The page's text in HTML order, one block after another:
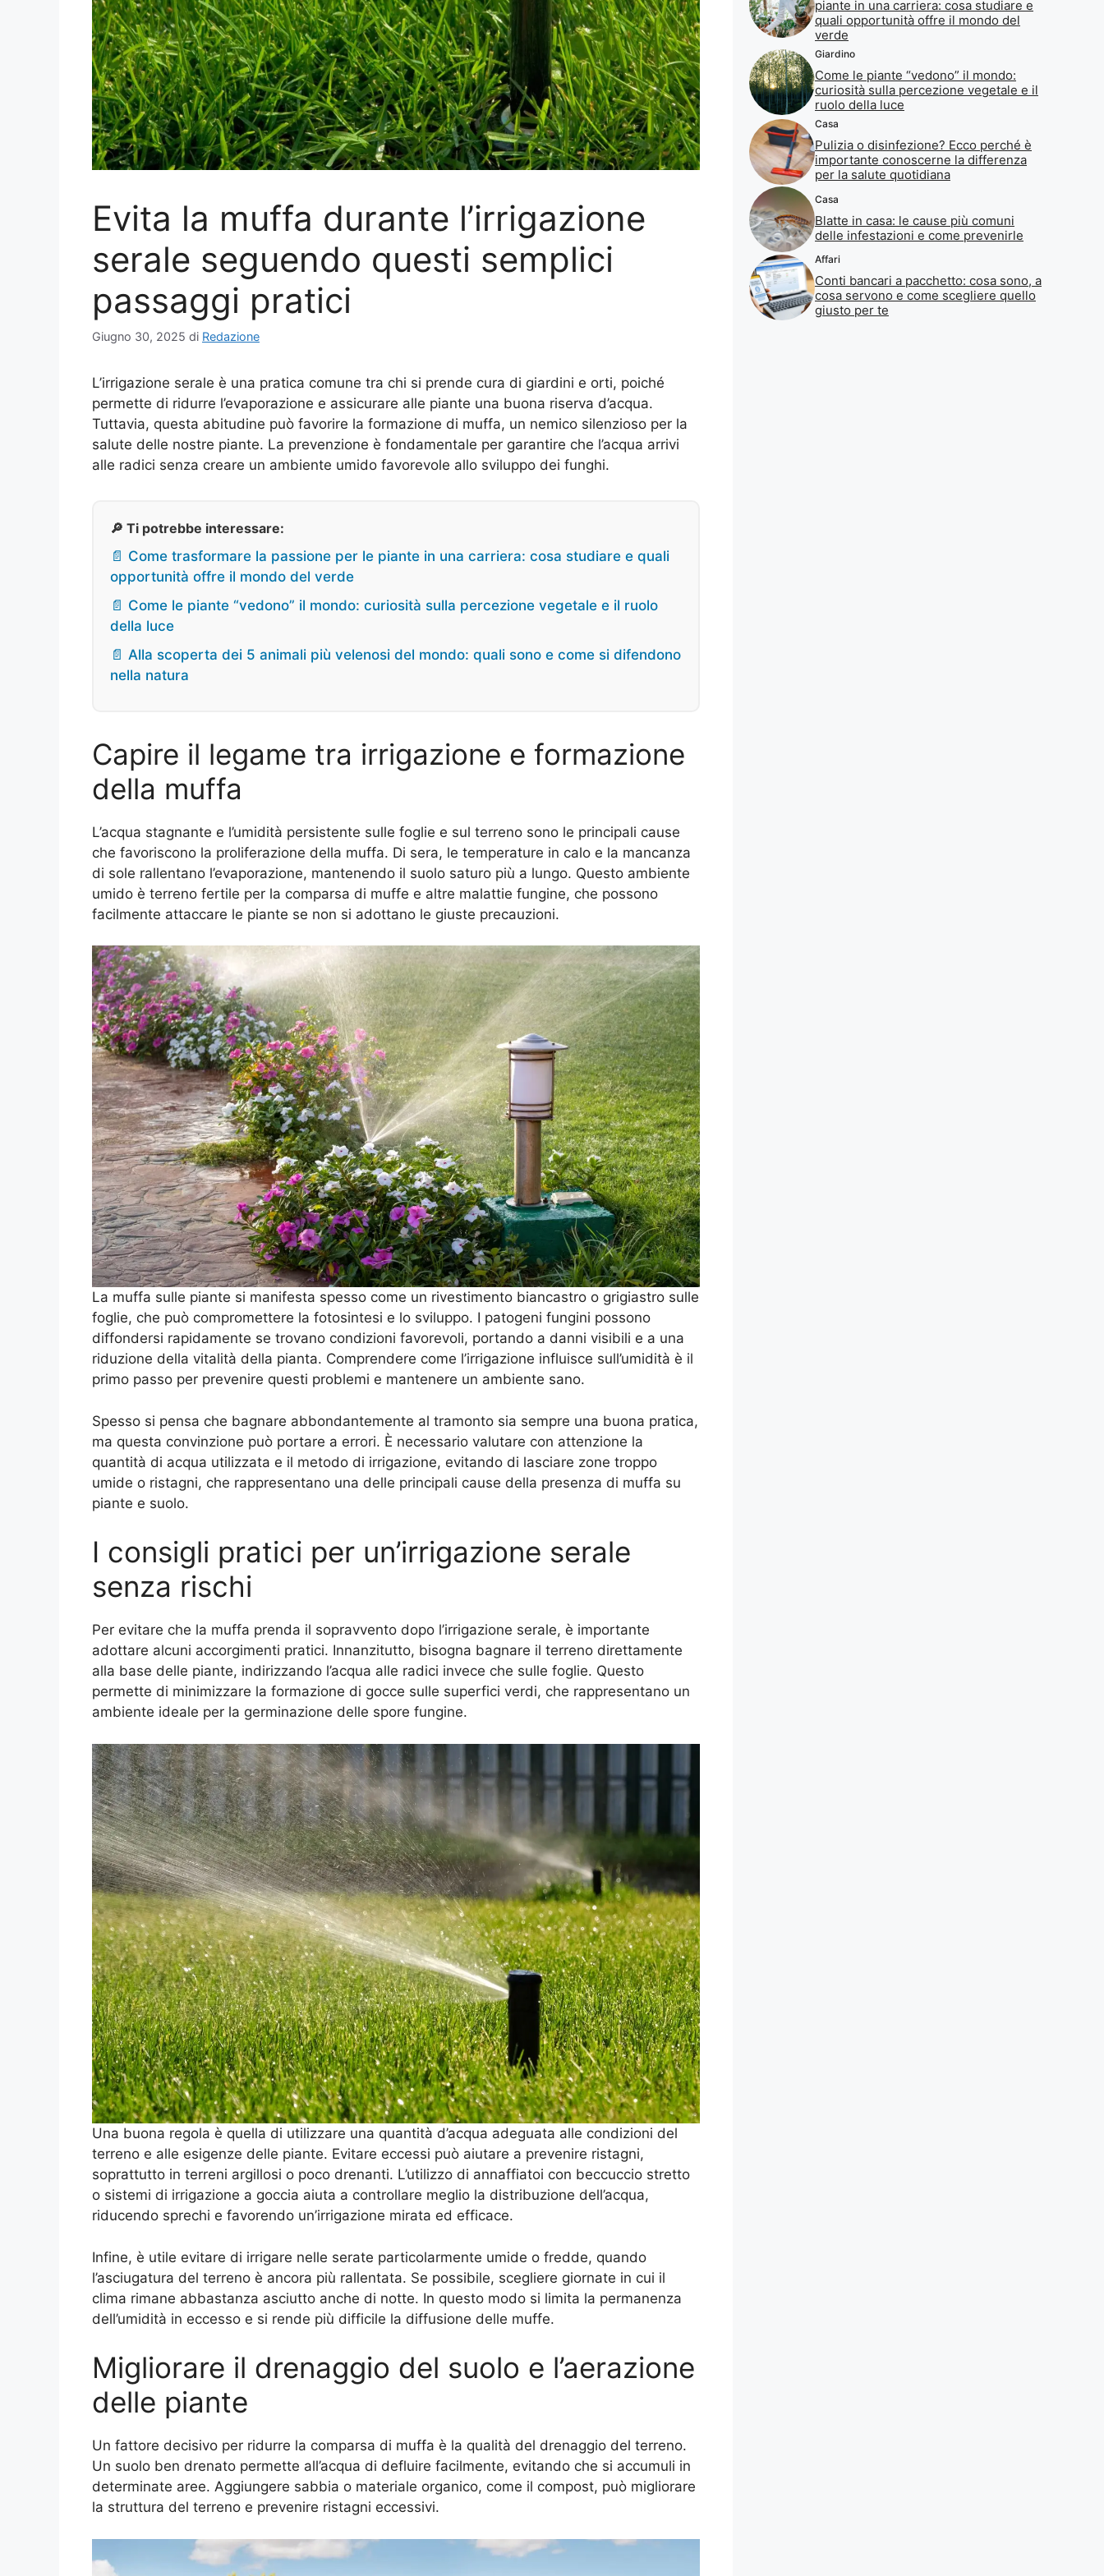
Evita la muffa durante l’irrigazione
serale seguendo questi semplici
passaggi pratici
Giugno 30, 2025 di Redazione
L’irrigazione serale è una pratica comune tra chi si prende cura di giardini e orti, poiché
permette di ridurre l’evaporazione e assicurare alle piante una buona riserva d’acqua.
Tuttavia, questa abitudine può favorire la formazione di muffa, un nemico silenzioso per la
salute delle nostre piante. La prevenzione è fondamentale per garantire che l’acqua arrivi
alle radici senza creare un ambiente umido favorevole allo sviluppo dei funghi.
🔎 Ti potrebbe interessare:
📄 Come trasformare la passione per le piante in una carriera: cosa studiare e quali
opportunità offre il mondo del verde
📄 Come le piante “vedono” il mondo: curiosità sulla percezione vegetale e il ruolo
della luce
📄 Alla scoperta dei 5 animali più velenosi del mondo: quali sono e come si difendono
nella natura
Capire il legame tra irrigazione e formazione
della muffa
L’acqua stagnante e l’umidità persistente sulle foglie e sul terreno sono le principali cause
che favoriscono la proliferazione della muffa. Di sera, le temperature in calo e la mancanza
di sole rallentano l’evaporazione, mantenendo il suolo saturo più a lungo. Questo ambiente
umido è terreno fertile per la comparsa di muffe e altre malattie fungine, che possono
facilmente attaccare le piante se non si adottano le giuste precauzioni.
La muffa sulle piante si manifesta spesso come un rivestimento biancastro o grigiastro sulle
foglie, che può compromettere la fotosintesi e lo sviluppo. I patogeni fungini possono
diffondersi rapidamente se trovano condizioni favorevoli, portando a danni visibili e a una
riduzione della vitalità della pianta. Comprendere come l’irrigazione influisce sull’umidità è il
primo passo per prevenire questi problemi e mantenere un ambiente sano.
Spesso si pensa che bagnare abbondantemente al tramonto sia sempre una buona pratica,
ma questa convinzione può portare a errori. È necessario valutare con attenzione la
quantità di acqua utilizzata e il metodo di irrigazione, evitando di lasciare zone troppo
umide o ristagni, che rappresentano una delle principali cause della presenza di muffa su
piante e suolo.
I consigli pratici per un’irrigazione serale
senza rischi
Per evitare che la muffa prenda il sopravvento dopo l’irrigazione serale, è importante
adottare alcuni accorgimenti pratici. Innanzitutto, bisogna bagnare il terreno direttamente
alla base delle piante, indirizzando l’acqua alle radici invece che sulle foglie. Questo
permette di minimizzare la formazione di gocce sulle superfici verdi, che rappresentano un
ambiente ideale per la germinazione delle spore fungine.
Una buona regola è quella di utilizzare una quantità d’acqua adeguata alle condizioni del
terreno e alle esigenze delle piante. Evitare eccessi può aiutare a prevenire ristagni,
soprattutto in terreni argillosi o poco drenanti. L’utilizzo di annaffiatoi con beccuccio stretto
o sistemi di irrigazione a goccia aiuta a controllare meglio la distribuzione dell’acqua,
riducendo sprechi e favorendo un’irrigazione mirata ed efficace.
Infine, è utile evitare di irrigare nelle serate particolarmente umide o fredde, quando
l’asciugatura del terreno è ancora più rallentata. Se possibile, scegliere giornate in cui il
clima rimane abbastanza asciutto anche di notte. In questo modo si limita la permanenza
dell’umidità in eccesso e si rende più difficile la diffusione delle muffe.
Migliorare il drenaggio del suolo e l’aerazione
delle piante
Un fattore decisivo per ridurre la comparsa di muffa è la qualità del drenaggio del terreno.
Un suolo ben drenato permette all’acqua di defluire facilmente, evitando che si accumuli in
determinate aree. Aggiungere sabbia o materiale organico, come il compost, può migliorare
la struttura del terreno e prevenire ristagni eccessivi.
piante in una carriera: cosa studiare e
quali opportunità offre il mondo del
verde
Giardino
Come le piante “vedono” il mondo:
curiosità sulla percezione vegetale e il
ruolo della luce
Casa
Pulizia o disinfezione? Ecco perché è
importante conoscerne la differenza
per la salute quotidiana
Casa
Blatte in casa: le cause più comuni
delle infestazioni e come prevenirle
Affari
Conti bancari a pacchetto: cosa sono, a
cosa servono e come scegliere quello
giusto per te